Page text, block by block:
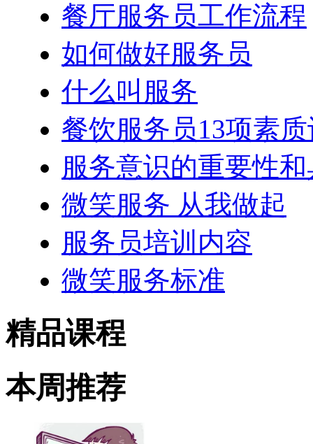
餐厅服务员工作流程
如何做好服务员
什么叫服务
餐饮服务员13项素
服务意识的重要性
微笑服务 从我做起
服务员培训内容
微笑服务标准
精品课程
本周推荐